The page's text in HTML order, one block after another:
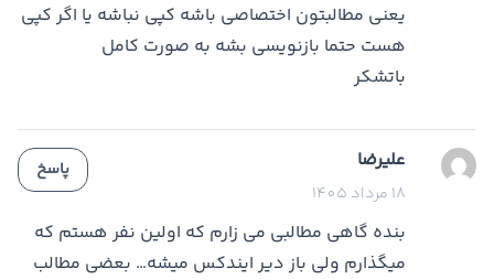
یعنی مطالبتون اختصاصی باشه کپی نباشه یا اگر کپی
هست حتما بازنویسی بشه به صورت کامل
باتشکر
علیرضا
18 مرداد 1405
بنده گاهی مطالبی می زارم که اولین نفر هستم که
میگذارم ولی باز دیر ایندکس میشه… بعضی مطالب
پاسخ